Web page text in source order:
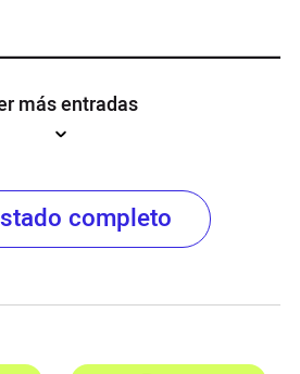
más entradas
completo